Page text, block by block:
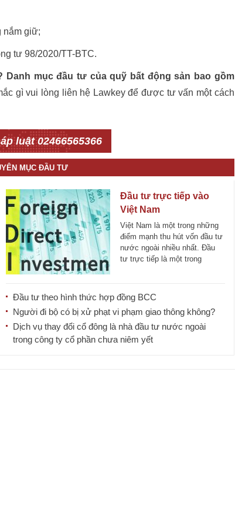
nắm giữ;
tư 98/2020/TT-BTC.
Danh mục đầu tư của quỹ bất động sản bao gồm
gì vui lòng liên hệ Lawkey để được tư vấn một cách
luật 02466565366
MỤC ĐẦU TƯ
Đầu tư trực tiếp vào
Việt Nam
Việt Nam là một trong những
điểm mạnh thu hút vốn đầu tư
nước ngoài nhiều nhất. Đầu
tư trực tiếp là một trong
Đầu tư theo hình thức hợp đồng BCC
Người đi bộ có bị xử phạt vi phạm giao thông không?
Dịch vụ thay đổi cổ đông là nhà đầu tư nước ngoài
trong công ty cổ phần chưa niêm yết